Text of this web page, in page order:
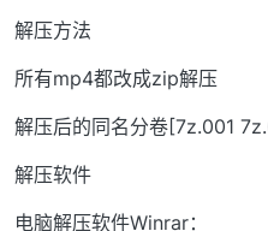
解压方法
所有mp4都改成zip解压
解压后的同名分卷[7z.001
解压软件
电脑解压软件Winrar：